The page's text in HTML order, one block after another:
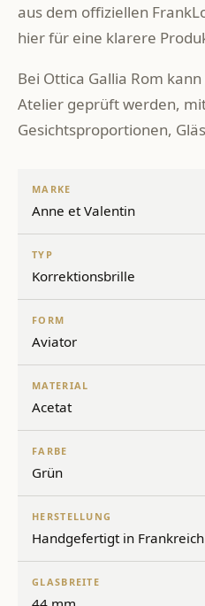
aus dem offiziellen
hier für eine klarere
Bei Ottica Gallia Rom
Atelier geprüft werden,
Gesichtsproportionen,
MARKE
Anne et Valentin
TYP
Korrektionsbrille
FORM
Aviator
MATERIAL
Acetat
FARBE
Grün
HERSTELLUNG
Handgefertigt in Frankreich
GLASBREITE